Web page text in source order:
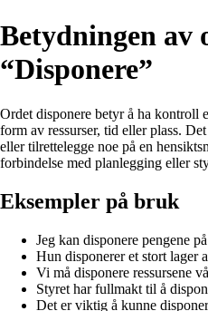
Betydningen av
“Disponere”
Ordet disponere betyr å ha kontroll
form av ressurser, tid eller plass.
eller tilrettelegge noe på en
forbindelse med planlegging eller
Eksempler på bruk
Jeg kan disponere pengene
Hun disponerer et stort lager
Vi må disponere ressursene
Styret har fullmakt til å
Det er viktig å kunne